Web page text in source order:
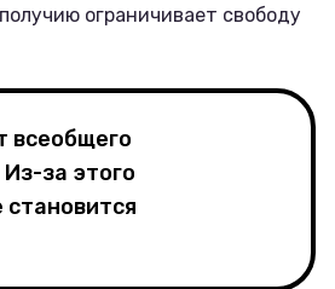
ограничивает свободу
всеобщего
за этого
становится